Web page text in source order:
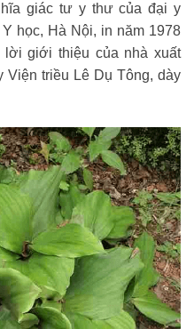
giác tư y thư của đại y
học, Hà Nội, in năm 1978
giới thiệu của nhà xuất
triều Lê Dụ Tông, dày